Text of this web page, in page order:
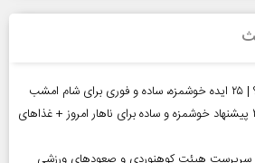
ناهار چی درست کنم؟ | ۲۰ پیشنهاد خوشمزه و ساده برای ناهار امروز + غذاهای